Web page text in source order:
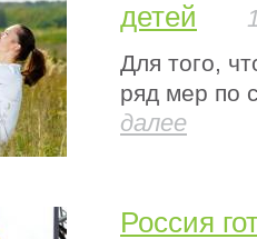
детей
Для того,
ряд мер по
далее
Россия